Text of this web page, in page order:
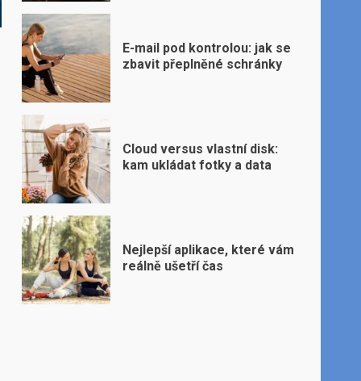
E-mail pod kontrolou: jak se
zbavit přeplněné schránky
Cloud versus vlastní disk:
kam ukládat fotky a data
Nejlepší aplikace, které vám
reálně ušetří čas